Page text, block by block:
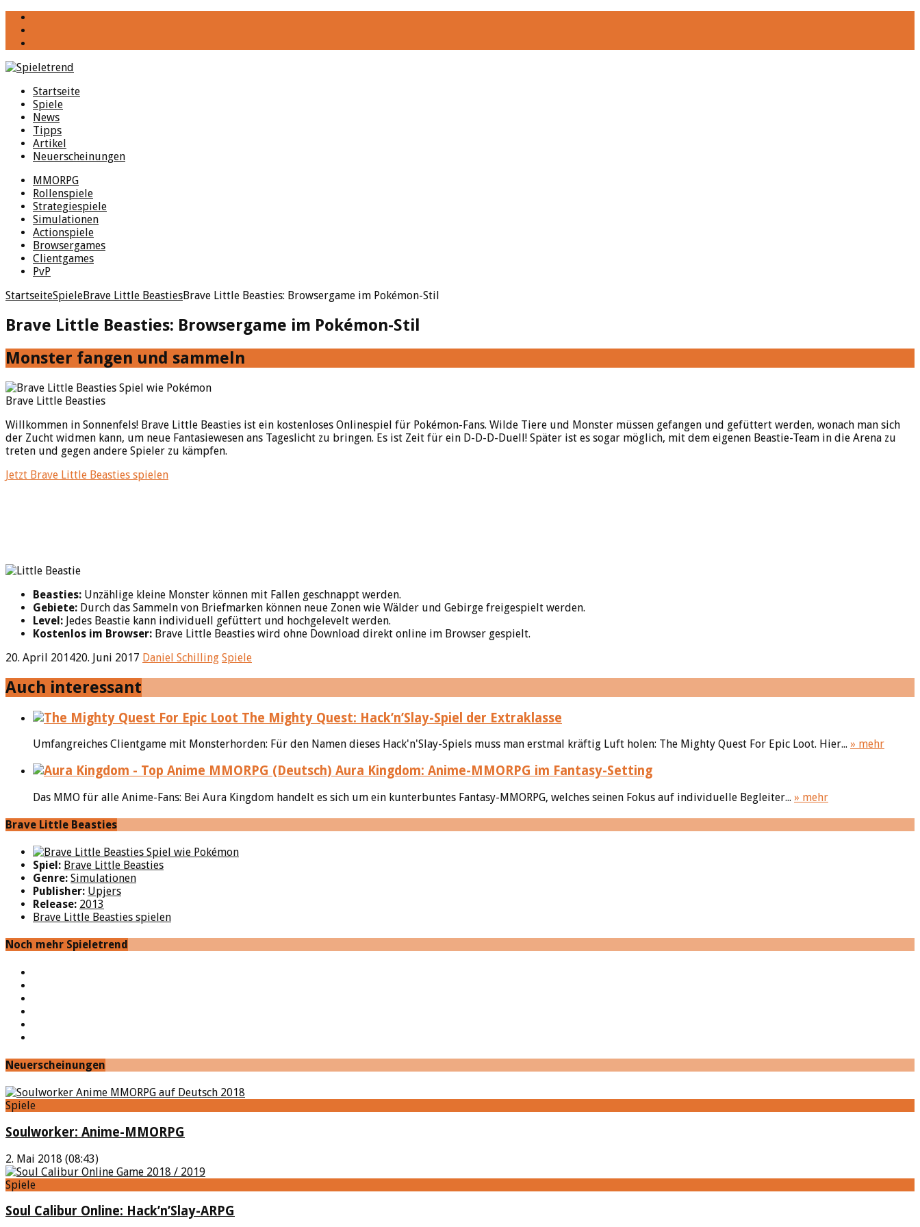
Startseite
Spiele
News
Tipps
Artikel
Neuerscheinungen
MMORPG
Rollenspiele
Strategiespiele
Simulationen
Actionspiele
Browsergames
Clientgames
PvP
StartseiteSpieleBrave Little BeastiesBrave Little Beasties: Browsergame im Pokémon-Stil
Brave Little Beasties: Browsergame im Pokémon-Stil
Monster fangen und sammeln
Brave Little Beasties
Willkommen in Sonnenfels! Brave Little Beasties ist ein kostenloses Onlinespiel für Pokémon-Fans. Wilde Tiere und Monster müssen gefangen und gefüttert werden, wonach man sich
der Zucht widmen kann, um neue Fantasiewesen ans Tageslicht zu bringen. Es ist Zeit für ein D-D-D-Duell! Später ist es sogar möglich, mit dem eigenen Beastie-Team in die Arena zu
treten und gegen andere Spieler zu kämpfen.
Jetzt Brave Little Beasties spielen
Beasties: Unzählige kleine Monster können mit Fallen geschnappt werden.
Gebiete: Durch das Sammeln von Briefmarken können neue Zonen wie Wälder und Gebirge freigespielt werden.
Level: Jedes Beastie kann individuell gefüttert und hochgelevelt werden.
Kostenlos im Browser: Brave Little Beasties wird ohne Download direkt online im Browser gespielt.
20. April 201420. Juni 2017 Daniel Schilling Spiele
Auch interessant
The Mighty Quest: Hack’n’Slay-Spiel der Extraklasse
Umfangreiches Clientgame mit Monsterhorden: Für den Namen dieses Hack'n'Slay-Spiels muss man erstmal kräftig Luft holen: The Mighty Quest For Epic Loot. Hier... » mehr
Aura Kingdom: Anime-MMORPG im Fantasy-Setting
Das MMO für alle Anime-Fans: Bei Aura Kingdom handelt es sich um ein kunterbuntes Fantasy-MMORPG, welches seinen Fokus auf individuelle Begleiter... » mehr
Brave Little Beasties
Spiel: Brave Little Beasties
Genre: Simulationen
Publisher: Upjers
Release: 2013
Brave Little Beasties spielen
Noch mehr Spieletrend
Neuerscheinungen
Spiele
Soulworker: Anime-MMORPG
2. Mai 2018 (08:43)
Spiele
Soul Calibur Online: Hack’n’Slay-ARPG